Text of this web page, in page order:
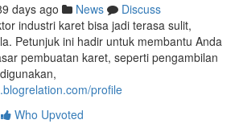
days ago News
Discuss
industri karet bisa jadi terasa sulit,
Petunjuk ini hadir untuk membantu Anda
pembuatan karet, seperti pengambilan
profile
Who Upvoted